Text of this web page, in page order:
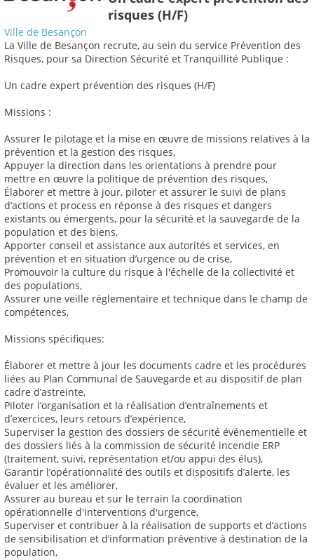
risques (H/F)
Ville de Besançon
La Ville de Besançon recrute, au sein du service Prévention des
Risques, pour sa Direction Sécurité et Tranquillité Publique :
Un cadre expert prévention des risques (H/F)
Missions :
Assurer le pilotage et la mise en œuvre de missions relatives à la
prévention et la gestion des risques,
Appuyer la direction dans les orientations à prendre pour
mettre en œuvre la politique de prévention des risques,
Élaborer et mettre à jour, piloter et assurer le suivi de plans
d’actions et process en réponse à des risques et dangers
existants ou émergents, pour la sécurité et la sauvegarde de la
population et des biens,
Apporter conseil et assistance aux autorités et services, en
prévention et en situation d’urgence ou de crise,
Promouvoir la culture du risque à l'échelle de la collectivité et
des populations,
Assurer une veille réglementaire et technique dans le champ de
compétences,
Missions spécifiques:
Élaborer et mettre à jour les documents cadre et les procédures
liées au Plan Communal de Sauvegarde et au dispositif de plan
cadre d’astreinte,
Piloter l’organisation et la réalisation d’entraînements et
d’exercices, leurs retours d’expérience,
Superviser la gestion des dossiers de sécurité événementielle et
des dossiers liés à la commission de sécurité incendie ERP
(traitement, suivi, représentation et/ou appui des élus),
Garantir l’opérationnalité des outils et dispositifs d’alerte, les
évaluer et les améliorer,
Assurer au bureau et sur le terrain la coordination
opérationnelle d'interventions d'urgence,
Superviser et contribuer à la réalisation de supports et d’actions
de sensibilisation et d’information préventive à destination de la
population,